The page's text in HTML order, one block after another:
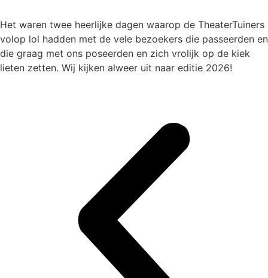
Het waren twee heerlijke dagen waarop de TheaterTuiners
volop lol hadden met de vele bezoekers die passeerden en
die graag met ons poseerden en zich vrolijk op de kiek
lieten zetten. Wij kijken alweer uit naar editie 2026!